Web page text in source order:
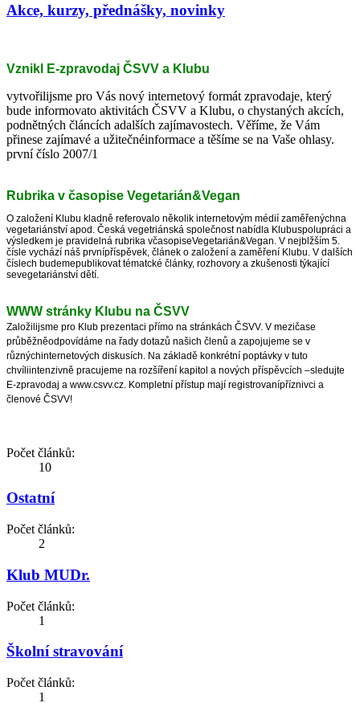
Akce, kurzy, přednášky, novinky
Vznikl E-zpravodaj ČSVV a Klubu
vytvořilijsme pro Vás nový internetový formát zpravodaje, který
bude informovato aktivitách ČSVV a Klubu, o chystaných akcích,
podnětných článcích adalších zajímavostech. Věříme, že Vám
přinese zajímavé a užitečnéinformace a těšíme se na Vaše ohlasy.
první číslo 2007/1
Rubrika v časopise Vegetarián&Vegan
O založení Klubu kladně referovalo několik internetovým médií zaměřenýchna
vegetariánství apod. Česká vegetriánská společnost nabídla Klubuspolupráci a
výsledkem je pravidelná rubrika včasopiseVegetarián&Vegan. V nejblžším 5.
čísle vychází náš prvnípříspěvek, článek o založení a zaměření Klubu. V dalších
číslech budemepublikovat tématcké články, rozhovory a zkušenosti týkající
sevegetariánství dětí.
WWW stránky Klubu na ČSVV
Založilijsme pro Klub prezentaci přímo na stránkách ČSVV. V mezičase
průběžněodpovídáme na řady dotazů našich členů a zapojujeme se v
různýchinternetových diskusích. Na základě konkrétní poptávky v tuto
chvíliintenzivně pracujeme na rozšíření kapitol a nových příspěvcích –sledujte
E-zpravodaj a www.csvv.cz. Kompletní přístup mají registrovanípříznivci a
členové ČSVV!
Počet článků:
10
Ostatní
Počet článků:
2
Klub MUDr.
Počet článků:
1
Školní stravování
Počet článků:
1